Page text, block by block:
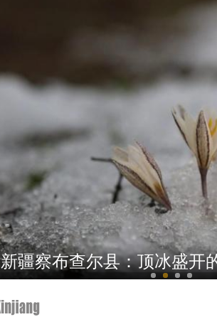
航拍初春时节班
新疆察布查尔县：顶冰盛开